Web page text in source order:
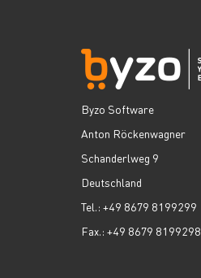
Byzo Software
Anton Röckenwagner
Schanderlweg 9
Deutschland
Tel.: +49 8679 8199299
Fax.: +49 8679 8199298